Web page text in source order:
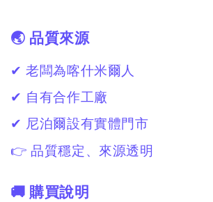
🌏 品質來源
✔ 老闆為喀什米爾人
✔ 自有合作工廠
✔ 尼泊爾設有實體門市
👉 品質穩定、來源透明
🚚 購買說明